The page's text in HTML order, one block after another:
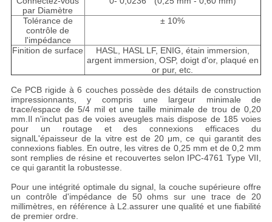
par Diamètre
Tolérance de
contrôle de
l'impédance
± 10%
Finition de surface
HASL, HASL LF, ENIG, étain immersion,
argent immersion, OSP, doigt d'or, plaqué en
or pur, etc.
Ce PCB rigide à 6 couches possède des détails de construction
impressionnants, y compris une largeur minimale de
trace/espace de 5/4 mil et une taille minimale de trou de 0,20
mm.Il n'inclut pas de voies aveugles mais dispose de 185 voies
pour un routage et des connexions efficaces du
signalL'épaisseur de la vitre est de 20 μm, ce qui garantit des
connexions fiables. En outre, les vitres de 0,25 mm et de 0,2 mm
sont remplies de résine et recouvertes selon IPC-4761 Type VII,
ce qui garantit la robustesse.
Pour une intégrité optimale du signal, la couche supérieure offre
un contrôle d'impédance de 50 ohms sur une trace de 20
millimètres, en référence à L2.assurer une qualité et une fiabilité
de premier ordre.